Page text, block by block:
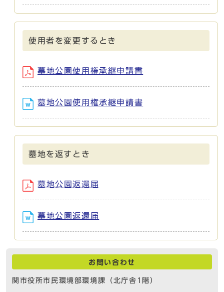
使用者を変更するとき
墓地公園使用権承継申請書
墓地公園使用権承継申請書
墓地を返すとき
墓地公園返還届
墓地公園返還届
お問い合わせ
関市役所市民環境部環境課（北庁舎1階）